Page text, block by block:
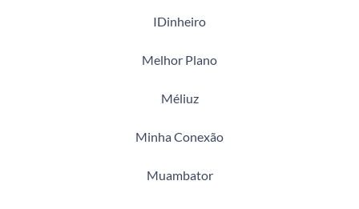
IDinheiro
Melhor Plano
Méliuz
Minha Conexão
Muambator